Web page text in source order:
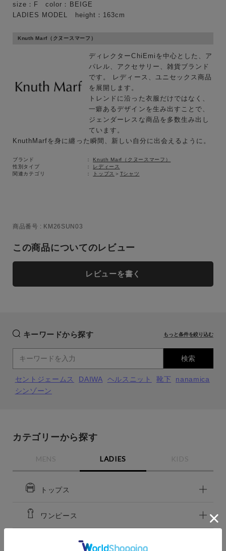
BEIGE
残りわずか
カートに入れる
CHARCOAL
close
close
BEIGE
残りわずか
size：F color：BEIGE
LADIES MODEL height：163cm
Knuth Marf（クヌースマーフ）
ディレクターChiEmiを中心とした、ア
パレル、アクセサリー、雑貨ブランド
です。 レディース、ユニセックス商品
を展開します。
トレンドに沿った衣服だけではなく、
一癖あるデザインを生み出すことで、
ジェンダーレスな商品を多数生み出し
ています。
KnuthMarfを身に纏った瞬間、新しい自分に出会えるように。
ブランド
Knuth Marf（クヌースマーフ）
性別タイプ
レディース
関連カテゴリ
トップス ＞ Tシャツ
商品番号 KM26SUN03
この商品についてのレビュー
レビューを書く
キーワードから探す もっと条件を絞り込む
検索
セントジェームス DAIWA ヘルスニット 靴下
nanamica
シンゾーン
カテゴリーから探す
MENS LADIES KIDS
トップス
ワンピース